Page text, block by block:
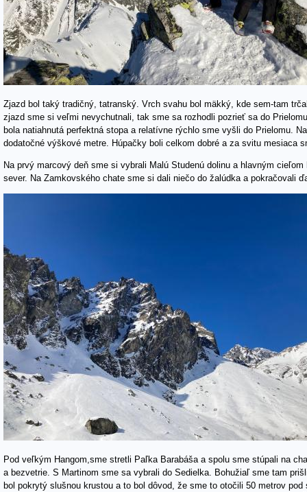
Zjazd bol taký tradičný, tatranský. Vrch svahu bol mäkký, kde sem-tam
zjazd sme si veľmi nevychutnali, tak sme sa rozhodli pozrieť sa do
bola natiahnutá perfektná stopa a relatívne rýchlo sme vyšli do Prielomu.
dodatočné výškové metre. Húpačky boli celkom dobré a za svitu mesiaca
Na prvý marcový deň sme si vybrali Malú Studenú dolinu a hlavným
sever. Na Zamkovského chate sme si dali niečo do žalúdka a pokračovali
Pod veľkým Hangom,sme stretli Paľka Barabáša a spolu sme stúpali na
a bezvetrie. S Martinom sme sa vybrali do Sedielka. Bohužiaľ sme tam
bol pokrytý slušnou krustou a to bol dôvod, že sme to otočili 50 metrov